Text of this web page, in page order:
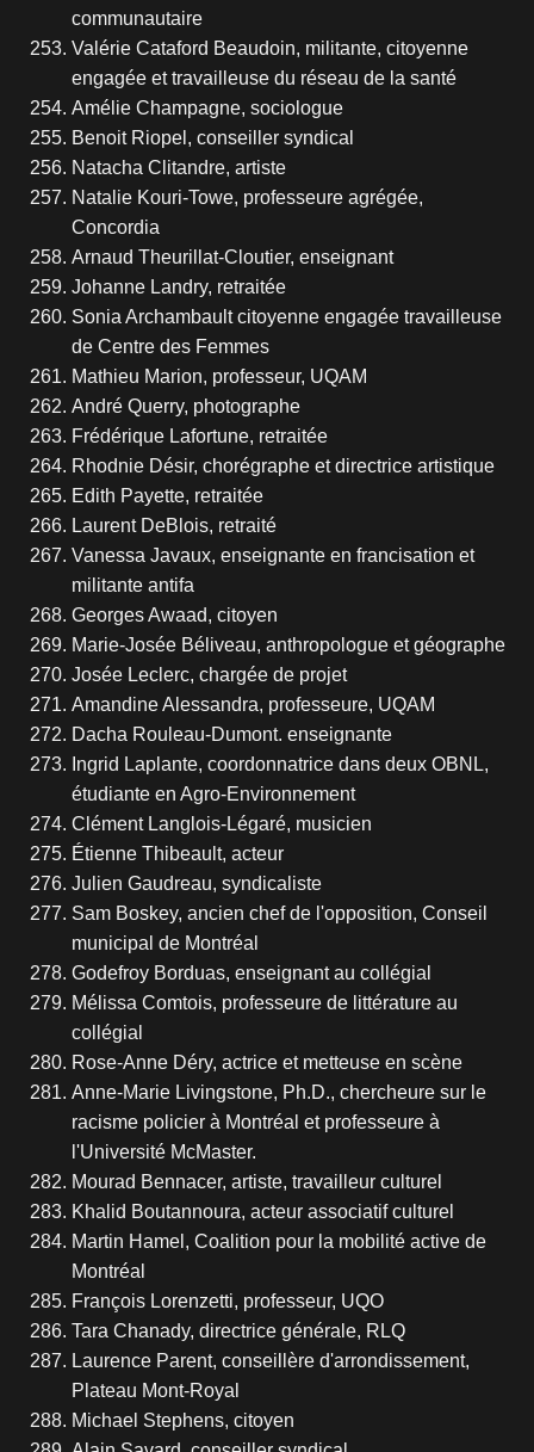
communautaire
Valérie Cataford Beaudoin, militante, citoyenne
engagée et travailleuse du réseau de la santé
Amélie Champagne, sociologue
Benoit Riopel, conseiller syndical
Natacha Clitandre, artiste
Natalie Kouri-Towe, professeure agrégée,
Concordia
Arnaud Theurillat-Cloutier, enseignant
Johanne Landry, retraitée
Sonia Archambault citoyenne engagée travailleuse
de Centre des Femmes
Mathieu Marion, professeur, UQAM
André Querry, photographe
Frédérique Lafortune, retraitée
Rhodnie Désir, chorégraphe et directrice artistique
Edith Payette, retraitée
Laurent DeBlois, retraité
Vanessa Javaux, enseignante en francisation et
militante antifa
Georges Awaad, citoyen
Marie-Josée Béliveau, anthropologue et géographe
Josée Leclerc, chargée de projet
Amandine Alessandra, professeure, UQAM
Dacha Rouleau-Dumont. enseignante
Ingrid Laplante, coordonnatrice dans deux OBNL,
étudiante en Agro-Environnement
Clément Langlois-Légaré, musicien
Étienne Thibeault, acteur
Julien Gaudreau, syndicaliste
Sam Boskey, ancien chef de l'opposition, Conseil
municipal de Montréal
Godefroy Borduas, enseignant au collégial
Mélissa Comtois, professeure de littérature au
collégial
Rose-Anne Déry, actrice et metteuse en scène
Anne-Marie Livingstone, Ph.D., chercheure sur le
racisme policier à Montréal et professeure à
l'Université McMaster.
Mourad Bennacer, artiste, travailleur culturel
Khalid Boutannoura, acteur associatif culturel
Martin Hamel, Coalition pour la mobilité active de
Montréal
François Lorenzetti, professeur, UQO
Tara Chanady, directrice générale, RLQ
Laurence Parent, conseillère d'arrondissement,
Plateau Mont-Royal
Michael Stephens, citoyen